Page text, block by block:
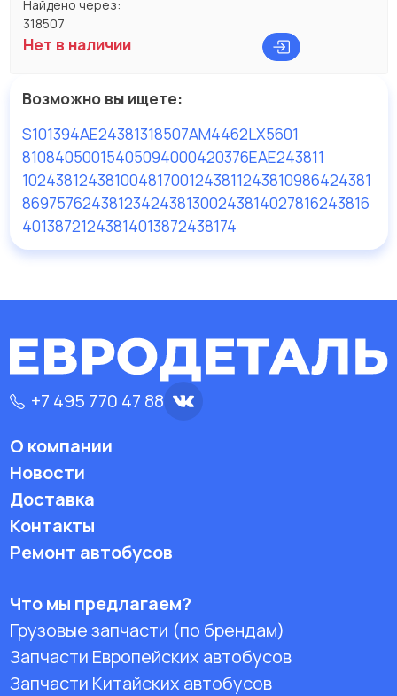
Найдено через:
318507
Нет в наличии
Возможно вы ищете:
S101394AE24381318507AM4462LX5601
81084050015405094000420376EAE243811
102438124381004817001243811243810986424381
86975762438123424381300243814027816243816
40138721243814013872438174
+7 495 770 47 88
О компании
Новости
Доставка
Контакты
Ремонт автобусов
Что мы предлагаем?
Грузовые запчасти (по брендам)
Запчасти Европейских автобусов
Запчасти Китайских автобусов